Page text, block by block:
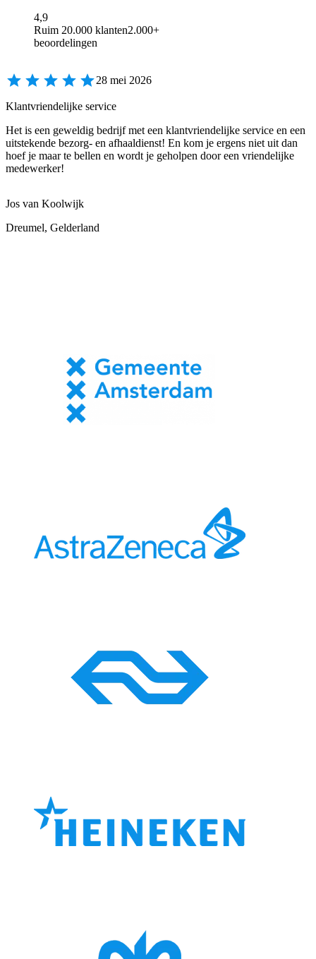
4,9
Ruim 20.000 klanten2.000+
beoordelingen
28 mei 2026
Klantvriendelijke service
Het is een geweldig bedrijf met een klantvriendelijke service en een
uitstekende bezorg- en afhaaldienst! En kom je ergens niet uit dan
hoef je maar te bellen en wordt je geholpen door een vriendelijke
medewerker!
Jos van Koolwijk
Dreumel, Gelderland